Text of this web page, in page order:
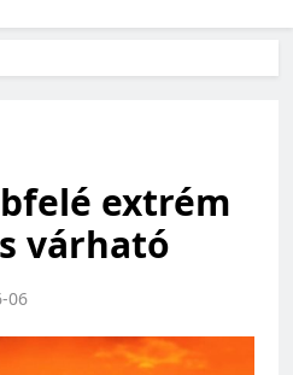
extrém
várható
06